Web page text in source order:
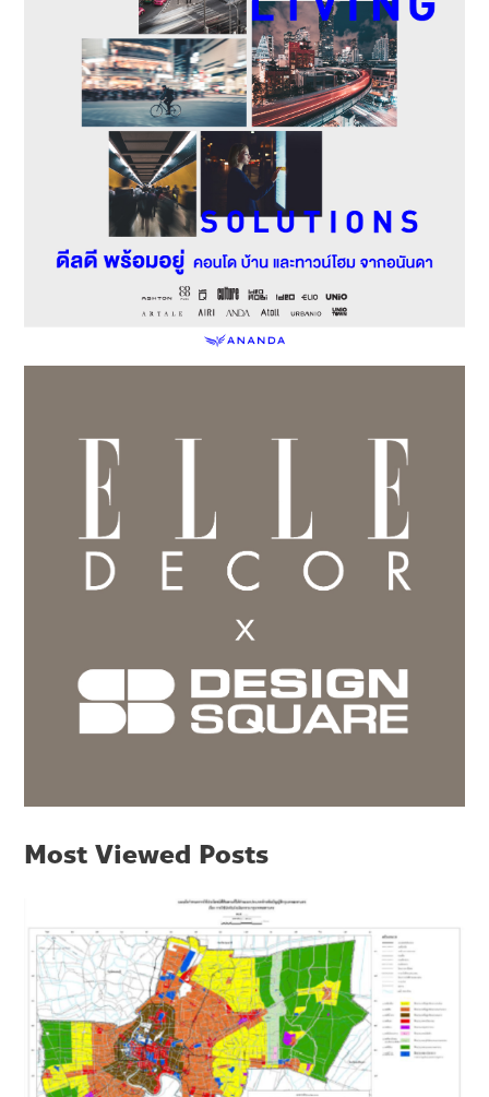
Most Viewed Posts